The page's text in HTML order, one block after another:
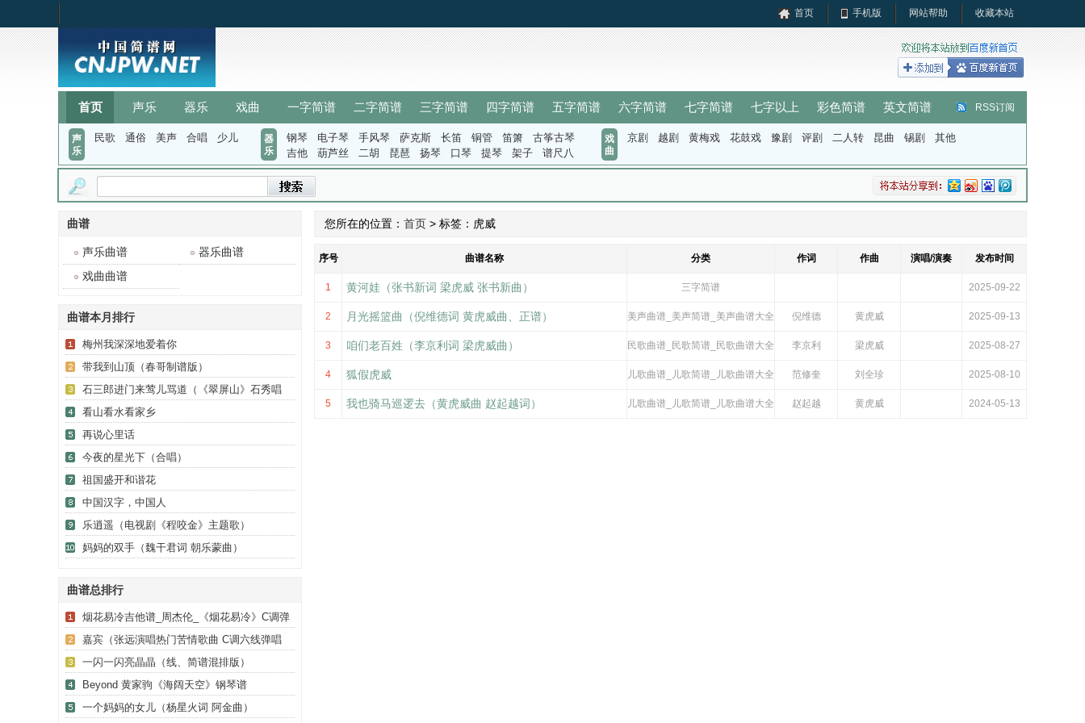
首页 手机版 网站帮助 收藏本站
首页 声乐 器乐 戏曲 一字简谱 二字简谱 三字简谱 四字简谱 五字简谱 六字简谱 七字简谱 七字以上 彩色简谱 英文简谱 RSS订阅
声
乐
民歌 通俗 美声 合唱 少儿
器
乐
钢琴 电子琴 手风琴 萨克斯 长笛 铜管 笛箫
古筝古琴
吉他
葫芦丝 二胡 琵琶 扬琴 口琴 提琴 架子 谱尺八
戏
曲
京剧 越剧 黄梅戏 花鼓戏 豫剧 评剧 二人转 昆曲 锡剧 其他
曲谱
声乐曲谱
器乐曲谱
戏曲曲谱
曲谱本月排行
梅州我深深地爱着你
带我到山顶（春哥制谱版）
石三郎进门来莺儿骂道（《翠屏山》石秀唱
段）
看山看水看家乡
再说心里话
今夜的星光下（合唱）
祖国盛开和谐花
中国汉字，中国人
乐逍遥（电视剧《程咬金》主题歌）
妈妈的双手（魏干君词 朝乐蒙曲）
曲谱总排行
烟花易冷吉他谱_周杰伦_《烟花易冷》C调弹
唱谱_高清六线谱
嘉宾（张远演唱热门苦情歌曲 C调六线弹唱
谱）
一闪一闪亮晶晶（线、简谱混排版）
Beyond 黄家驹《海阔天空》钢琴谱
一个妈妈的女儿（杨星火词 阿金曲）
您所在的位置： 首页 > 标签：虎威
序号 曲谱名称 分类 作词 作曲 演唱/演奏 发布时间
1 黄河娃（张书新词 梁虎威 张书新曲） 三字简谱 2025-09-22
2 月光摇篮曲（倪维德词 黄虎威曲、正谱） 美声曲谱_美声简谱_美声曲谱大全 倪维德 黄虎威 2025-09-13
3 咱们老百姓（李京利词 梁虎威曲） 民歌曲谱_民歌简谱_民歌曲谱大全 李京利 梁虎威 2025-08-27
4 狐假虎威 儿歌曲谱_儿歌简谱_儿歌曲谱大全 范修奎 刘全珍 2025-08-10
5 我也骑马巡逻去（黄虎威曲 赵起越词） 儿歌曲谱_儿歌简谱_儿歌曲谱大全 赵起越 黄虎威 2024-05-13